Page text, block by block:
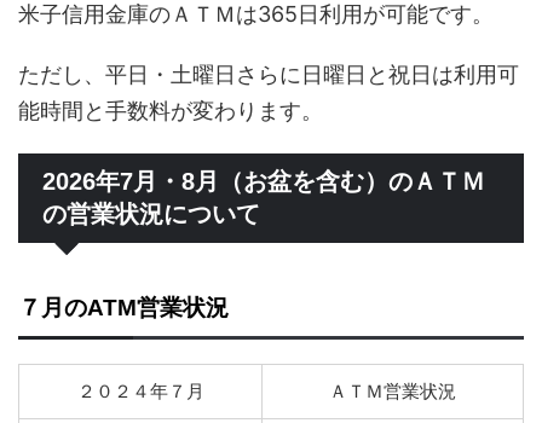
米子信用金庫のＡＴＭは365日利用が可能です。
ただし、平日・土曜日さらに日曜日と祝日は利用可
能時間と手数料が変わります。
2026年7月・8月（お盆を含む）のＡＴＭ
の営業状況について
７月のATM営業状況
２０２４年７月 ＡＴＭ営業状況